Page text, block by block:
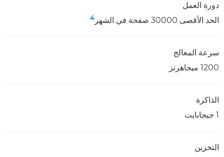
دورة العمل
الحد الأقصى 30000 صفحة في الشهر
4
سرعة المعالج
1200 ميجاهرتز
الذاكرة
1 جيجابايت
التخزين